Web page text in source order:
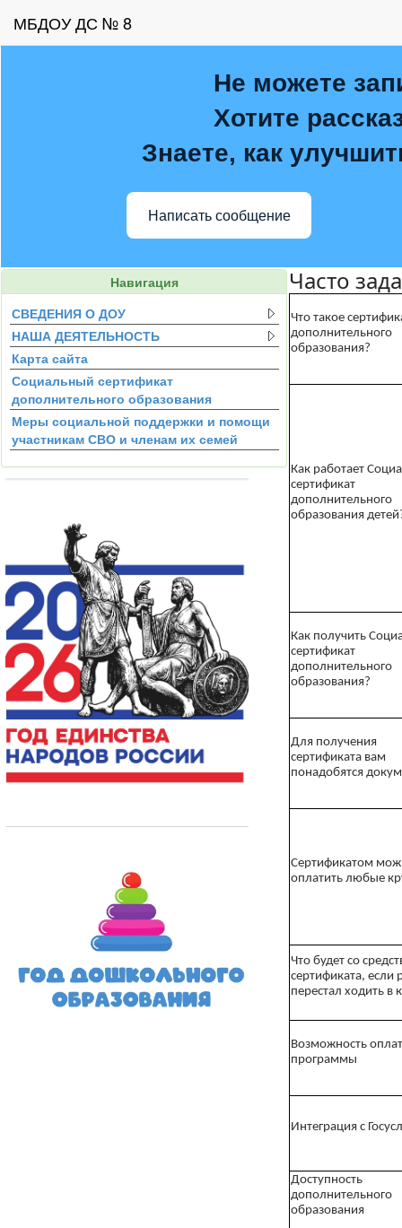
МБДОУ ДС № 8
Не можете
Хотите
Знаете, как
Написать сообщение
Навигация
СВЕДЕНИЯ О ДОУ
НАША ДЕЯТЕЛЬНОСТЬ
Карта сайта
Социальный сертификат
дополнительного образования
Меры социальной поддержки и помощи
участникам СВО и членам их семей
Часто
Что такое
дополнительного
образования?
Как работает
сертификат
дополнительного
образования
Как получить
сертификат
дополнительного
образования?
Для получения
сертификата вам
понадобятся
Сертификатом
оплатить любые
Что будет со
сертификата, если
перестал ходить в
Возможность
программы
Интеграция с
Доступность
дополнительного
образования